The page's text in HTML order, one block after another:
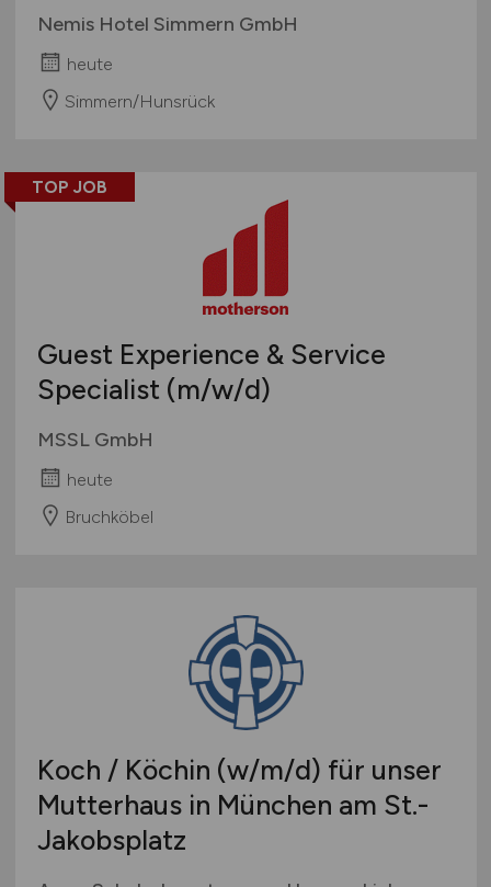
Nemis Hotel Simmern GmbH
heute
Simmern/Hunsrück
TOP JOB
Guest Experience & Service
Specialist (m/w/d)
MSSL GmbH
heute
Bruchköbel
Koch / Köchin (w/m/d) für unser
Mutterhaus in München am St.-
Jakobsplatz